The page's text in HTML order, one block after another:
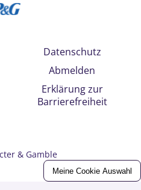
Datenschutz
Abmelden
Erklärung zur
Barrierefreiheit
& Gamble